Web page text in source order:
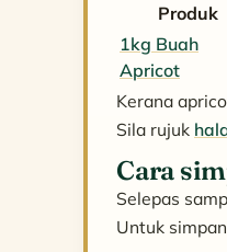
Produk
1kg Buah
Apricot
Kerana
Sila rujuk
Cara
Selepas
Untuk